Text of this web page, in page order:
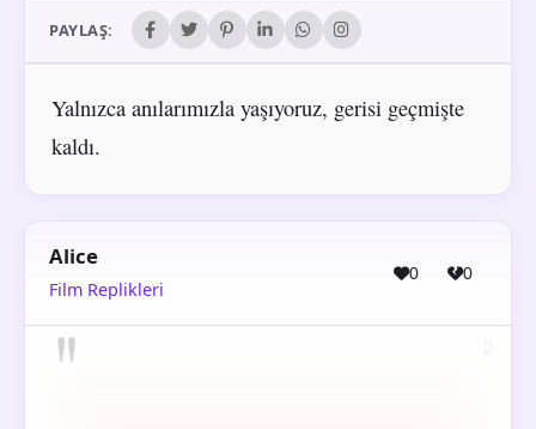
PAYLAŞ:
Yalnızca anılarımızla yaşıyoruz, gerisi geçmişte
kaldı.
Alice
Film Replikleri
0 0